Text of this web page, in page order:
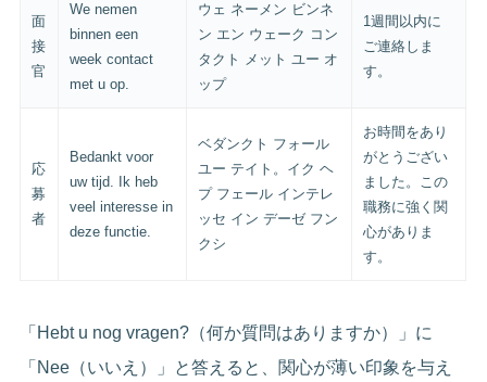
面
接
官
We nemen
binnen een
week contact
met u op.
ウェ ネーメン ビンネ
ン エン ウェーク コン
タクト メット ユー オ
ップ
1週間以内に
ご連絡しま
す。
応
募
者
Bedankt voor
uw tijd. Ik heb
veel interesse in
deze functie.
ベダンクト フォール
ユー テイト。イク ヘ
プ フェール インテレ
ッセ イン デーゼ フン
クシ
お時間をあり
がとうござい
ました。この
職務に強く関
心がありま
す。
「Hebt u nog vragen?（何か質問はありますか）」に
「Nee（いいえ）」と答えると、関心が薄い印象を与え